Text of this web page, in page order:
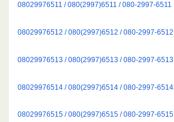
08029976511 / 080(2997)6511 / 080-2997-6511
08029976512 / 080(2997)6512 / 080-2997-6512
08029976513 / 080(2997)6513 / 080-2997-6513
08029976514 / 080(2997)6514 / 080-2997-6514
08029976515 / 080(2997)6515 / 080-2997-6515